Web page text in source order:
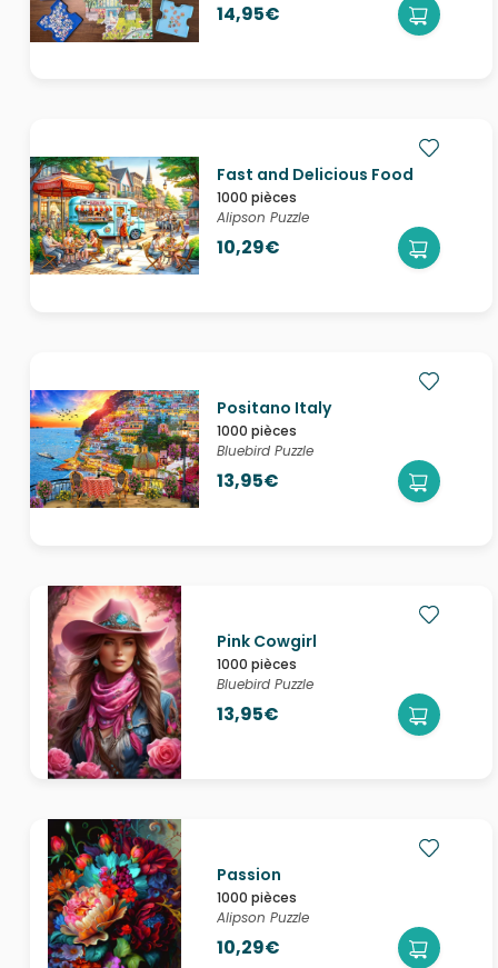
14,95€
Fast and Delicious Food
1000 pièces
Alipson Puzzle
10,29€
Positano Italy
1000 pièces
Bluebird Puzzle
13,95€
Pink Cowgirl
1000 pièces
Bluebird Puzzle
13,95€
Passion
1000 pièces
Alipson Puzzle
10,29€